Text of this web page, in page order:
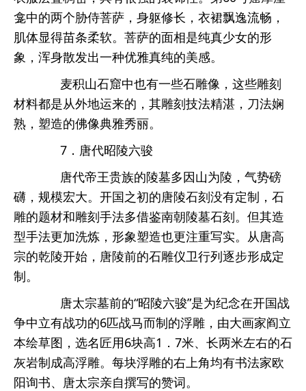
龛中的两个胁侍菩萨，身躯修长，衣裙飘逸流畅，
肌体显得苗条柔软。菩萨的面相是纯真少女的形
象，浑身散发出一种优雅真纯的美感。
麦积山石窟中也有一些石雕像，这些雕刻
材料都是从外地运来的，其雕刻技法精湛，刀法娴
熟，塑造的佛像典雅秀丽。
7．唐代昭陵六骏
唐代帝王贵族的陵墓多因山为陵，气势磅
礴，规模宏大。开国之初的唐陵石刻没有定制，石
雕的题材和雕刻手法多借鉴南朝陵墓石刻。但其造
型手法更加洗炼，形象塑造也更注重写实。从唐高
宗的乾陵开始，唐陵前的石雕仪卫行列逐步形成定
制。
唐太宗墓前的“昭陵六骏”是为纪念在开国战
争中立有战功的6匹战马而制的浮雕，由大画家阎立
本绘草图，选名匠用6块高1．7米、长两米左右的石
灰岩制成高浮雕。每块浮雕的右上角均有书法家欧
阳询书、唐太宗亲自撰写的赞词。